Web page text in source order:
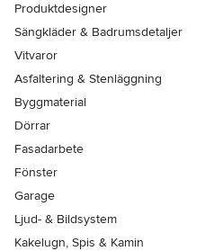
Produktdesigner
Sängkläder & Badrumsdetaljer
Vitvaror
Asfaltering & Stenläggning
Byggmaterial
Dörrar
Fasadarbete
Fönster
Garage
Ljud- & Bildsystem
Kakelugn, Spis & Kamin